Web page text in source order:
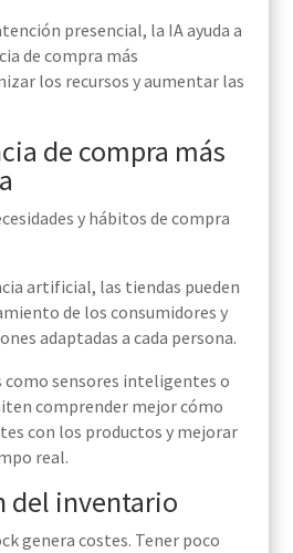
presencial, la IA ayuda a
de compra más
los recursos y aumentar las
de compra más
y hábitos de compra
artificial, las tiendas pueden
de los consumidores y
adaptadas a cada persona.
como sensores inteligentes o
comprender mejor cómo
con los productos y mejorar
real.
del inventario
genera costes. Tener poco